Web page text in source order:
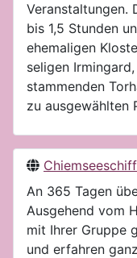
Veranstaltungen.
bis 1,5 Stunden
ehemaligen
seligen
stammenden
zu ausgewählten
An 365 Tagen
Ausgehend vom
mit Ihrer Gruppe
und erfahren